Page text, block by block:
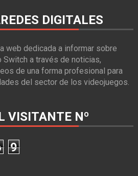
DIGITALES
web dedicada a informar sobre
Switch a través de noticias,
de una forma profesional para
del sector de los videojuegos.
VISITANTE Nº
9